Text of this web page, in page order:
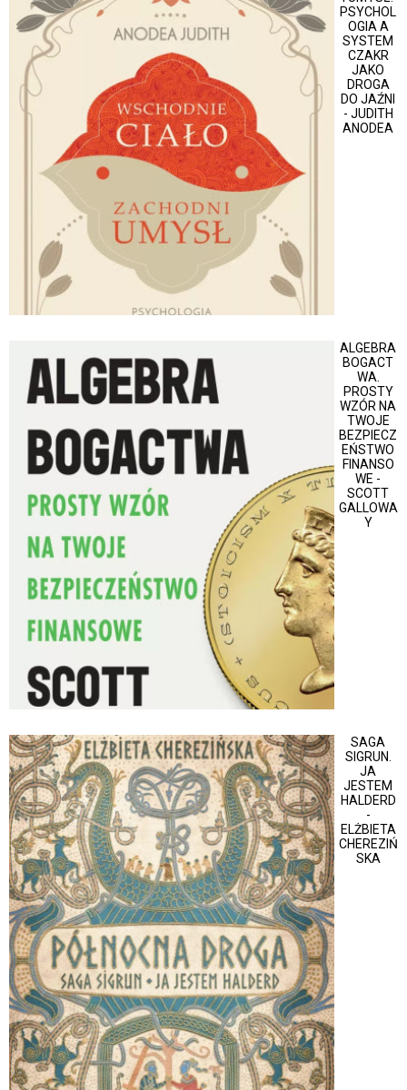
PSYCHOL
OGIA A
SYSTEM
CZAKR
JAKO
DROGA
DO JAŹNI
- JUDITH
ANODEA
ALGEBRA
BOGACT
WA.
PROSTY
WZÓR NA
TWOJE
BEZPIECZ
EŃSTWO
FINANSO
WE -
SCOTT
GALLOWA
Y
SAGA
SIGRUN.
JA
JESTEM
HALDERD
-
ELŻBIETA
CHEREZIŃ
SKA